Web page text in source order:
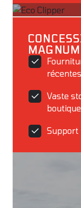
MAGNUM
récentes
Vaste
Support